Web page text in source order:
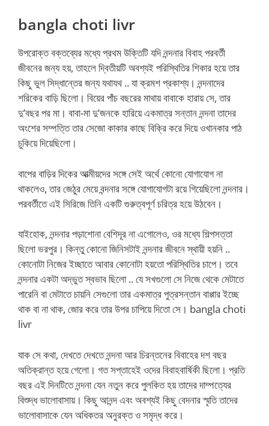
bangla choti livr
উপরোক্ত বক্তব্যের মধ্যে প্রথম উক্তিটি যদি নন্দনার বিবাহ পরবর্তী
জীবনের জন্য হয়, তাহলে দ্বিতীয়টি অবশ্যই পরিস্থিতির শিকার হয়ে তার
কিছু ভুল সিদ্ধান্তের জন্য যথাযথ .. যা ক্রমশ প্রকাশ্য। নন্দনাদের
শরিকের বাড়ি ছিলো। বিয়ের পাঁচ বছরের মাথায় বাবাকে হারায় সে, তার
দু’বছর পর মা। বাবা-মা দু’জনকে হারিয়ে একমাত্র সন্তান নন্দনা তাদের
অংশের সম্পত্তি তার সেজো কাকার কাছে বিক্রি করে দিয়ে ওখানকার পাঠ
চুকিয়ে দিয়েছিলো।
বাপের বাড়ির দিকের আত্মীয়দের সঙ্গে সেই অর্থে কোনো যোগাযোগ না
থাকলেও, তার জেঠুর মেয়ে বন্দনার সঙ্গে যোগাযোগটা রয়ে গিয়েছিলো নন্দনার।
পরবর্তীতে এই সিরিজে তিনি একটি গুরুত্বপূর্ণ চরিত্র হয়ে উঠবেন।
যাইহোক, নন্দনার পড়াশোনা বেশিদূর না এগোলেও, ওর মধ্যে শিল্পসত্তা
ছিলো ভরপুর। কিন্তু কোনো জিনিসটাই নন্দনার জীবনে স্থায়ী হয়নি ..
কোনোটা নিজের ইচ্ছাতে আবার কোনোটা হয়তো পরিস্থিতির চাপে। তবে
নন্দনার একটা অদ্ভুত স্বভাব ছিলো .. যে সখগুলো সে নিজে থেকে মেটাতে
পারেনি বা মেটাতে চায়নি সেগুলো তার একমাত্র পুত্রসন্তান বাপ্পার ইচ্ছে
থাক বা না থাক, জোর করে তার উপর চাপিয়ে দিতো সে। bangla choti
livr
যাক সে কথা, দেখতে দেখতে নন্দনা আর চিরন্তনের বিবাহের দশ বছর
অতিক্রান্ত হয়ে গেলো। গত সপ্তাহেই ওদের বিবাহবার্ষিকী ছিলো। প্রতি
বছর এই দিনটিতে নন্দনা যেন নতুন করে পুলকিত হয় তাদের দাম্পত্যের
বিশুদ্ধ ভালোবাসায়। কিছু আনন্দ এবং অবশ্যই কিছু বেদনার স্মৃতি তাদের
ভালোবাসাকে যেন অধিকতর অনুরক্ত ও সমৃদ্ধ করে।